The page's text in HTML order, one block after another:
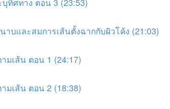
าบและสมการเส้นตั้งฉากกับผิวโค้ง (21:03)
มเส้น ตอน 1 (24:17)
มเส้น ตอน 2 (18:38)